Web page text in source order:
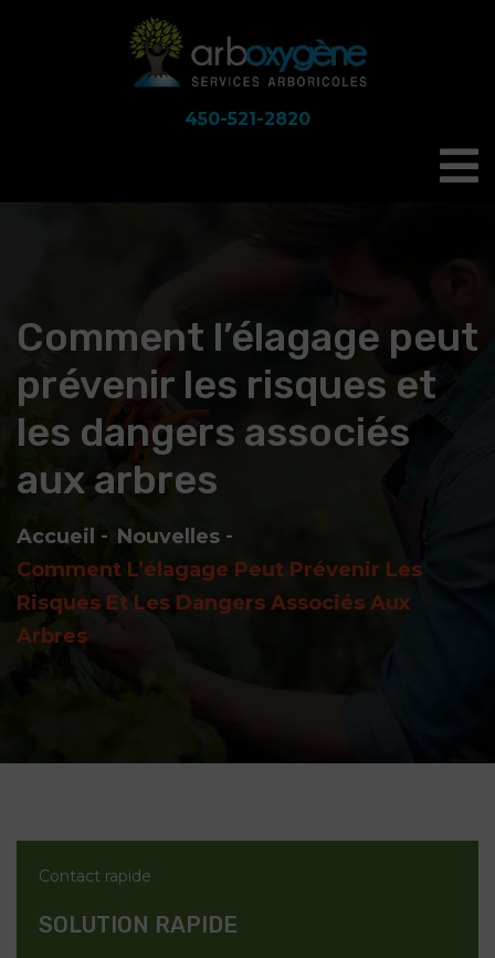
450-521-2820
Comment l’élagage peut
prévenir les risques et
les dangers associés
aux arbres
Accueil
Nouvelles
Comment L’élagage Peut Prévenir Les
Risques Et Les Dangers Associés Aux
Arbres
Contact rapide
SOLUTION RAPIDE